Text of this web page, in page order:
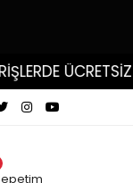
ÜCRETSİZ